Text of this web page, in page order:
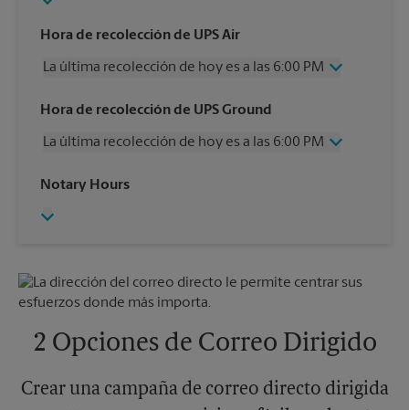
Hora de recolección de UPS Air
La última recolección de hoy es a las 6:00 PM
Miércoles
6:00 PM
Viernes
6:00 PM
Domingo
Hora de recolección de UPS Ground
La última recolección de hoy es a las 6:00 PM
Miércoles
Viernes
Lunes
6:00 PM
Martes
6:00 PM
Notary Hours
2 Opciones de Correo Dirigido
Crear una campaña de correo directo dirigida